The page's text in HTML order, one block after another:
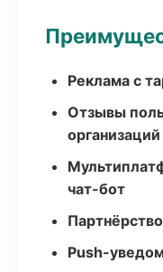
Реклама с
Отзывы
организаций
чат-бот
Push-